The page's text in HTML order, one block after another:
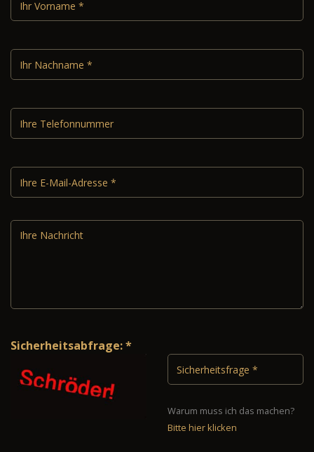
Sicherheitsabfrage: *
Warum muss ich das machen?
Bitte hier klicken